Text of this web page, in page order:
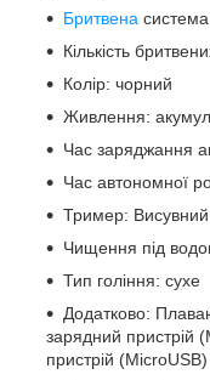
Бритвена
Кількість
Колір: чорний
Живлення:
Час заряджання
Час автономної
Тример: Висувний
Чищення під
Тип гоління: сухе
Додатково:
зарядний пристрій
пристрій (MicroUSB)